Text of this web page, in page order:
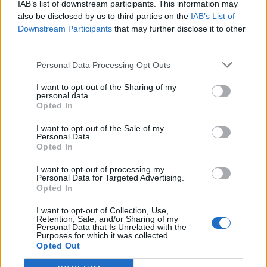
IAB’s list of downstream participants. This information may
also be disclosed by us to third parties on the IAB’s List of
Downstream Participants that may further disclose it to other
Personal Data Processing Opt Outs
I want to opt-out of the Sharing of my
personal data.
Opted In
I want to opt-out of the Sale of my
Personal Data.
Opted In
I want to opt-out of processing my
Personal Data for Targeted Advertising.
Opted In
I want to opt-out of Collection, Use,
Retention, Sale, and/or Sharing of my
Personal Data that Is Unrelated with the
Purposes for which it was collected.
Opted Out
γυναίκες δεν κατέστη δυνατό να εξακριβωθεί η
οικογενειακή τους κατάσταση.
Τι δείχνει η έκθεση
νεότερες ηλικίες
εξακολουθούν να βρίσκονται στο επίκεντρο της
θανατηφόρας
των γυναικώνπου έχασαν τη ζωή τους ανήκε
στην ηλικιακή ομάδα 19 έως 35 ετών. Η νεότερη
μεγαλύτερη 66 ετών.
χρήση πυροβόλων όπλων
παραμένει η
συχνότερη μέθοδος δολοφονίας γυναικών στην
Τουρκία, σύμφωνα με τα στοιχεία της έκθεσης.
Από αυτές, οι 68 έχασαν τη ζωή τους από